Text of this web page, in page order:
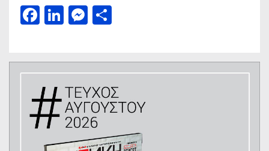
Facebook
LinkedIn
Messenger